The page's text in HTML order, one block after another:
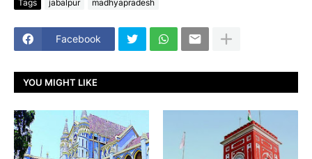
Tags jabalpur madhyapradesh
Facebook
YOU MIGHT LIKE